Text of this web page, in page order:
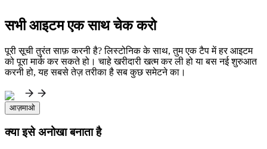
सभी आइटम एक साथ चेक करो
पूरी सूची तुरंत साफ़ करनी है? लिस्टोनिक के साथ, तुम एक टैप में हर आइटम
को पूरा मार्क कर सकते हो। चाहे खरीदारी खत्म कर ली हो या बस नई शुरुआत
करनी हो, यह सबसे तेज़ तरीका है सब कुछ समेटने का।
आज़माओ
क्या इसे अनोखा बनाता है